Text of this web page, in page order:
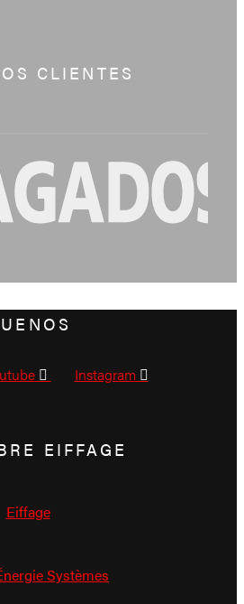
CLIENTES
Instagram
EIFFAGE
Eiffage
Systèmes